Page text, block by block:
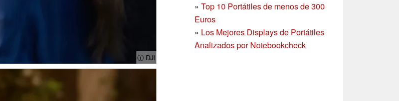
» Top 10 Portátiles de menos de 300
Euros
» Los Mejores Displays de Portátiles
Analizados por Notebookcheck
ⓘ DJI